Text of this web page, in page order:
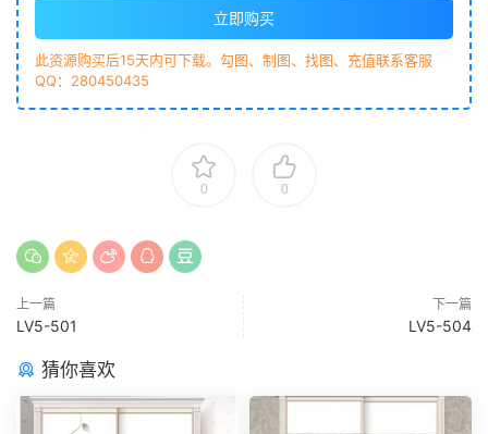
立即购买
此资源购买后15天内可下载。勾图、制图、找图、充值联系客服
QQ：280450435
0 0
上一篇
LV5-501
下一篇
LV5-504
猜你喜欢